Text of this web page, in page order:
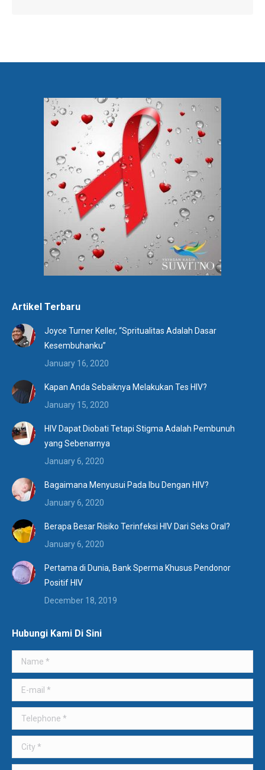
Artikel Terbaru
Joyce Turner Keller, “Spritualitas Adalah Dasar
Kesembuhanku”
January 16, 2020
Kapan Anda Sebaiknya Melakukan Tes HIV?
January 15, 2020
HIV Dapat Diobati Tetapi Stigma Adalah Pembunuh
yang Sebenarnya
January 6, 2020
Bagaimana Menyusui Pada Ibu Dengan HIV?
January 6, 2020
Berapa Besar Risiko Terinfeksi HIV Dari Seks Oral?
January 6, 2020
Pertama di Dunia, Bank Sperma Khusus Pendonor
Positif HIV
December 18, 2019
Hubungi Kami Di Sini
Name *
E-mail *
Telephone *
City *